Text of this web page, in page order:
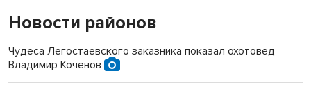
Новости районов
Чудеса Легостаевского заказника показал охотовед
Владимир Коченов